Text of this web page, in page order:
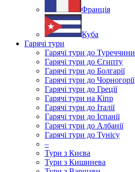
Франція
Куба
Гарячі тури
Гарячі тури до Туреччини
Гарячі тури до Єгипту
Гарячі тури до Болгарії
Гарячі тури до Чорногорії
Гарячі тури до Греції
Гарячі тури на Кіпр
Гарячі тури до Італії
Гарячі тури до Іспанії
Гарячі тури до Албанії
Гарячі тури до Тунісу
–
Тури з Києва
Тури з Кишинева